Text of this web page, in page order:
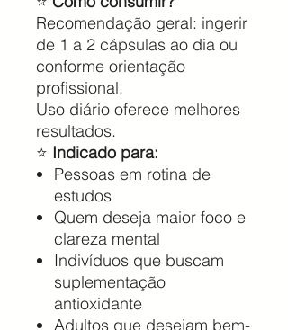
Recomendação geral: ingerir
de 1 a 2 cápsulas ao dia ou
conforme orientação
profissional.
Uso diário oferece melhores
resultados.
⭐ Indicado para:
Pessoas em rotina de
estudos
Quem deseja maior foco e
clareza mental
Indivíduos que buscam
suplementação
antioxidante
Adultos que desejam bem-